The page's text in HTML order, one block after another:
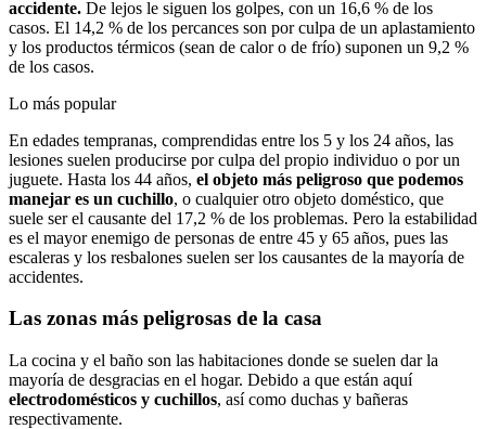
accidente. De lejos le siguen los golpes, con un 16,6 % de los
casos. El 14,2 % de los percances son por culpa de un aplastamiento
y los productos térmicos (sean de calor o de frío) suponen un 9,2 %
de los casos.
Lo más popular
En edades tempranas, comprendidas entre los 5 y los 24 años, las
lesiones suelen producirse por culpa del propio individuo o por un
juguete. Hasta los 44 años, el objeto más peligroso que podemos
manejar es un cuchillo, o cualquier otro objeto doméstico, que
suele ser el causante del 17,2 % de los problemas. Pero la estabilidad
es el mayor enemigo de personas de entre 45 y 65 años, pues las
escaleras y los resbalones suelen ser los causantes de la mayoría de
accidentes.
Las zonas más peligrosas de la casa
La cocina y el baño son las habitaciones donde se suelen dar la
mayoría de desgracias en el hogar. Debido a que están aquí
electrodomésticos y cuchillos, así como duchas y bañeras
respectivamente.